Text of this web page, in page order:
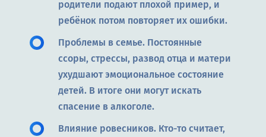
родители подают плохой пример, и
ребёнок потом повторяет их ошибки.
Проблемы в семье. Постоянные
ссоры, стрессы, развод отца и матери
ухудшают эмоциональное состояние
детей. В итоге они могут искать
спасение в алкоголе.
Влияние ровесников. Кто-то считает,